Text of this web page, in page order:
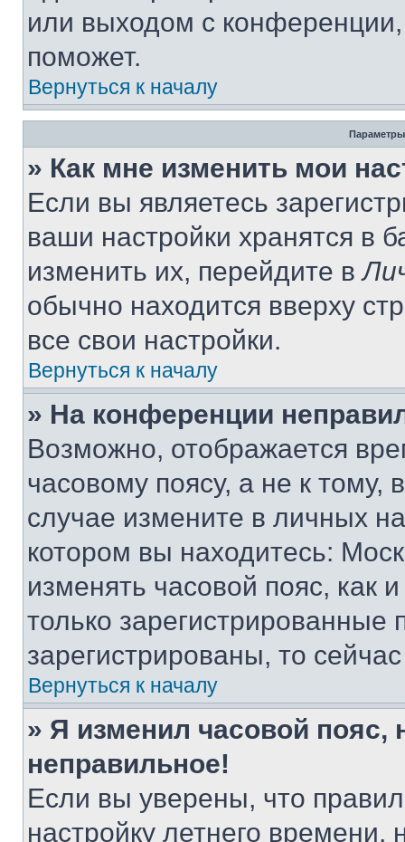
или выходом с
поможет.
Вернуться к началу
Параметры
» Как мне изменить мои
Если вы являетесь
ваши настройки хранятся в
изменить их, перейдите в
обычно находится вверху
все свои настройки.
Вернуться к началу
» На конференции
Возможно, отображается
часовому поясу, а не к тому,
случае измените в личных
котором вы находитесь:
изменять часовой пояс, как
только
зарегистрированы, то
Вернуться к началу
» Я изменил часовой пояс,
неправильное!
Если вы уверены, что
настройку летнего